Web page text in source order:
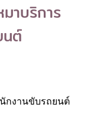
าบริการ
ต์
กงานขับรถยนต์